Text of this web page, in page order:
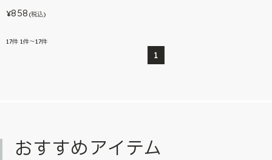
¥858 (税込)
17件 1件～17件
1
おすすめアイテム